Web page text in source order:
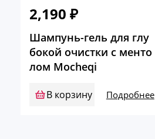
2,190 ₽
Шампунь-гель для глу
бокой очистки с менто
лом Mocheqi
В корзину Подробнее